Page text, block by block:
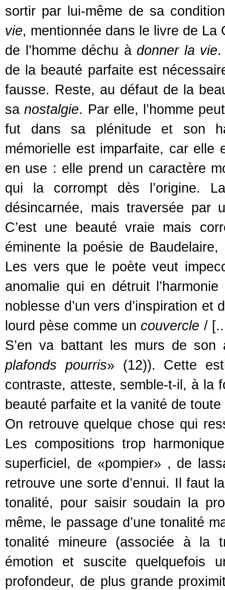
sortir par lui-même de sa
vie, mentionnée dans le livre de La
de l’homme déchu à donner la vie.
de la beauté parfaite est
fausse. Reste, au défaut de la
sanostalgie. Par elle, l’homme
fut dans sa plénitude et son
mémorielle est imparfaite, car elle
en use : elle prend un caractère
qui la corrompt dès l’origine.
désincarnée, mais traversée par
C’est une beauté vraie mais
éminente la poésie de
Les vers que le poète veut
anomalie qui en détruit
noblesse d’un vers d’inspiration
lourd pèse comme un couvercle /
S’en va battant les murs de
plafonds pourris» (12)). Cette
contraste, atteste, semble-t-il, à la
beauté parfaite et la vanité de
On retrouve quelque chose qui
Les compositions trop
superficiel, de «pompier» , de
retrouve une sorte d’ennui. Il faut
tonalité, pour saisir soudain la
même, le passage d’une tonalité
tonalité mineure (associée à la
émotion et suscite quelquefois
profondeur, de plus grande